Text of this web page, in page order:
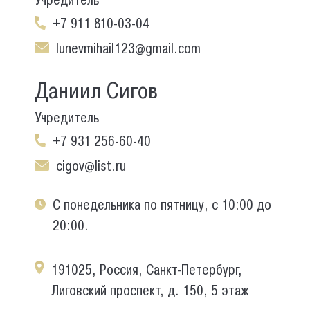
+7 911 810-03-04
lunevmihail123@gmail.com
Даниил Сигов
Учредитель
+7 931 256-60-40
cigov@list.ru
С понедельника по пятницу, с 10:00 до
20:00.
191025, Россия, Санкт-Петербург,
Лиговский проспект, д. 150, 5 этаж